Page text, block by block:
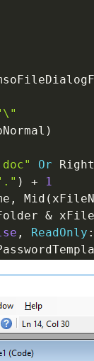
)
Or Right
) +
1
, Mid (
&
, ReadOnly :
,
, Range:=